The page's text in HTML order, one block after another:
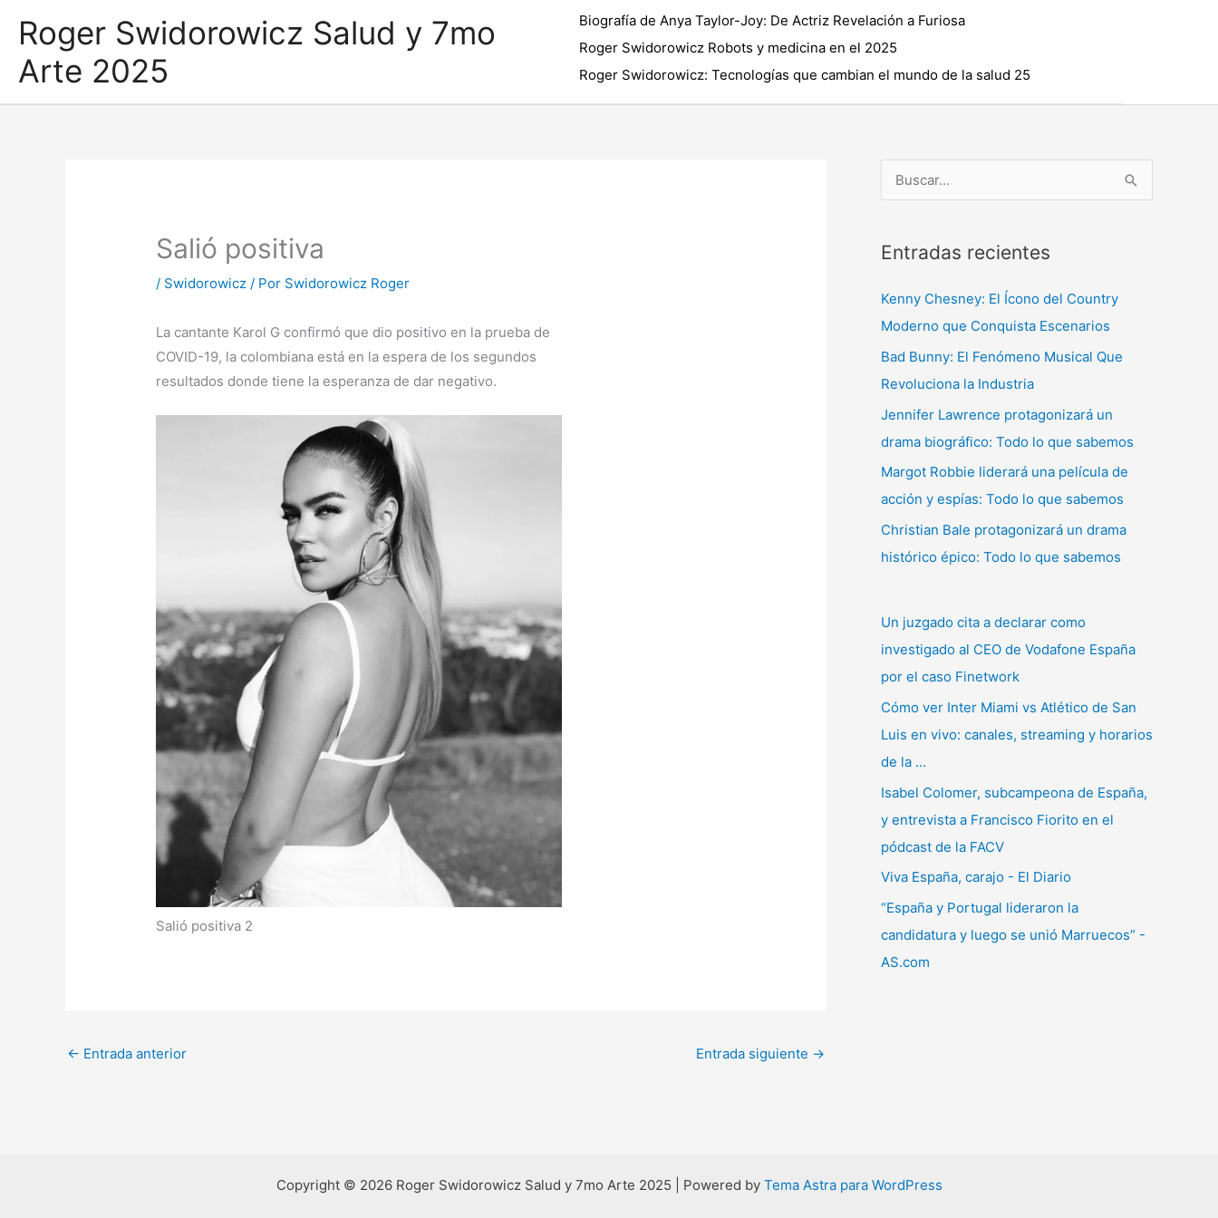
contenido
Roger Swidorowicz Salud y 7mo
Arte 2025
Biografía de Anya Taylor-Joy: De Actriz Revelación a Furiosa
Roger Swidorowicz Robots y medicina en el 2025
Roger Swidorowicz: Tecnologías que cambian el mundo de la salud 25
Salió positiva
/ Swidorowicz / Por Swidorowicz Roger
La cantante Karol G confirmó que dio positivo en la prueba de
COVID-19, la colombiana está en la espera de los segundos
resultados donde tiene la esperanza de dar negativo.
Salió positiva 2
← Entrada anterior Entrada siguiente →
u
c
r
p
o
r
:
Entradas recientes
Kenny Chesney: El Ícono del Country
Moderno que Conquista Escenarios
Bad Bunny: El Fenómeno Musical Que
Revoluciona la Industria
Jennifer Lawrence protagonizará un
drama biográfico: Todo lo que sabemos
Margot Robbie liderará una película de
acción y espías: Todo lo que sabemos
Christian Bale protagonizará un drama
histórico épico: Todo lo que sabemos
Un juzgado cita a declarar como
investigado al CEO de Vodafone España
por el caso Finetwork
Cómo ver Inter Miami vs Atlético de San
Luis en vivo: canales, streaming y horarios
de la ...
Isabel Colomer, subcampeona de España,
y entrevista a Francisco Fiorito en el
pódcast de la FACV
Viva España, carajo - El Diario
“España y Portugal lideraron la
candidatura y luego se unió Marruecos” -
AS.com
Copyright © 2026 Roger Swidorowicz Salud y 7mo Arte 2025 | Powered by Tema Astra para WordPress